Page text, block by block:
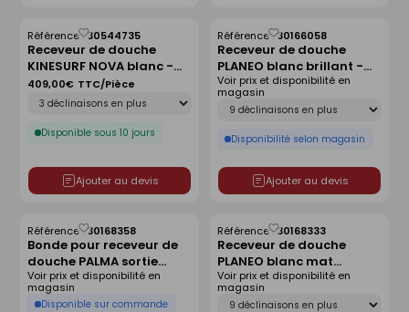
Receveur de douche
KINESURF NOVA blanc -
140x90 cm
Référence :30544735
Disponible sous 10 jours
409,00€ TTC/Pièce
Ajouter au devis
Enregistrer
comme
liste
Receveur de douche
PLANEO blanc brillant -
120 x 80 cm
Référence :30166058
Déclinaison
Disponibilité selon magasin
Voir prix et disponibilité en
magasin
Ajouter au devis
Enregistrer
comme
liste
Bonde pour receveur de
douche PALMA sortie
horizontale sans capot
Référence :30168358
Disponible sur commande
Voir prix et disponibilité en
magasin
Enregistrer
comme
liste
Receveur de douche
PLANEO blanc mat
antidérapant - 140 x 90
cm
Référence :30168333
Déclinaison
Voir prix et disponibilité en
magasin
Enregistrer
comme
liste